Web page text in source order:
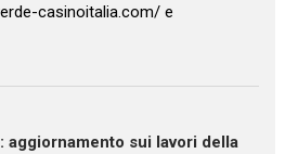
casinoitalia.com/ e
aggiornamento sui lavori della